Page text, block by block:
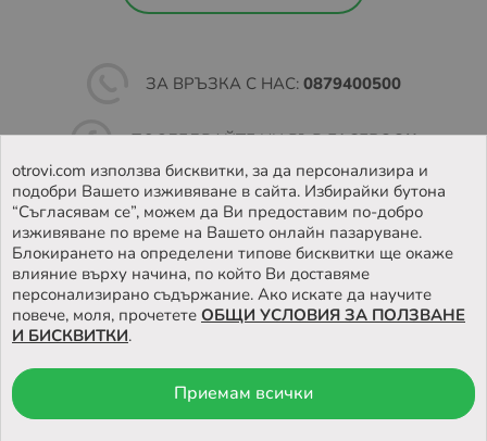
ЗА ВРЪЗКА С НАС: 0879400500
ПОСЛЕДВАЙТЕ НИ ВЪВFACEBOOK
НАМЕРЕТЕ НАШИЯТ МАГАЗИН
© 2026 Otrovi.com. Всички права запазени ™ |Карта на сайта
otrovi.com използва бисквитки, за да персонализира и
подобри Вашето изживяване в сайта. Избирайки бутона
“Съгласявам се”, можем да Ви предоставим по-добро
изживяване по време на Вашето онлайн пазаруване.
Блокирането на определени типове бисквитки ще окаже
влияние върху начина, по който Ви доставяме
персонализирано съдържание. Ако искате да научите
повече, моля, прочетете ОБЩИ УСЛОВИЯ ЗА ПОЛЗВАНЕ
И БИСКВИТКИ.
Приемам всички